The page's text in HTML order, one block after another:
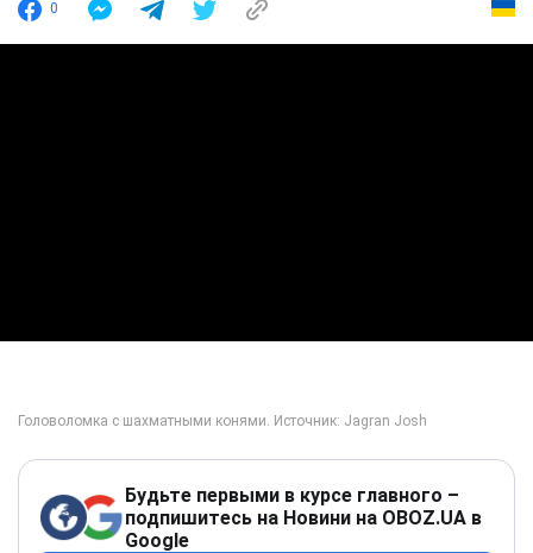
0
Будьте первыми в курсе главного –
подпишитесь на Новини на OBOZ.UA в
Google